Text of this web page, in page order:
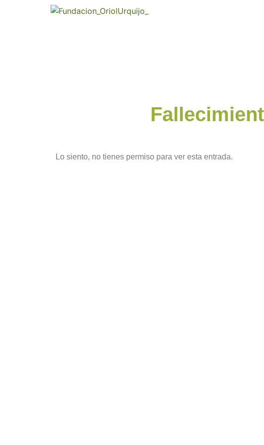
Lo siento, no tienes permiso para ver esta entrada.